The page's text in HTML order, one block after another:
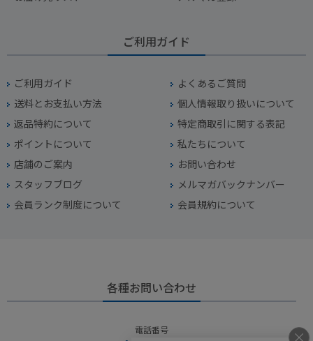
ご利用ガイド
ご利用ガイド
よくあるご質問
送料とお支払い方法
個人情報取り扱いについて
返品特約について
特定商取引に関する表記
ポイントについて
私たちについて
店舗のご案内
お問い合わせ
スタッフブログ
メルマガバックナンバー
会員ランク制度について
会員規約について
各種お問い合わせ
電話番号